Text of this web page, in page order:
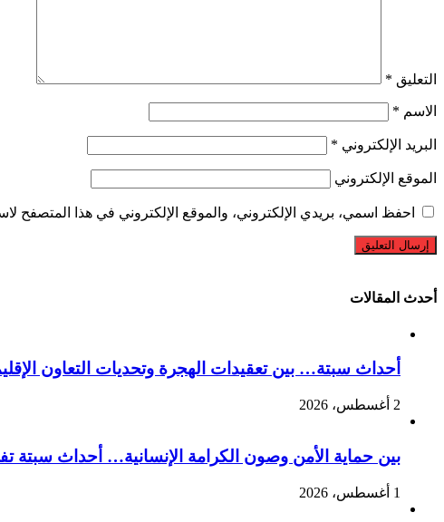
التعليق *
الاسم *
البريد الإلكتروني *
الموقع الإلكتروني
احفظ اسمي، بريدي الإلكتروني، والموقع الإلكتروني في هذا المتصفح
أحدث المقالات
أحداث سبتة… بين تعقيدات الهجرة وتحديات التعاون
2 أغسطس، 2026
بين حماية الأمن وصون الكرامة الإنسانية… أحداث سبتة
1 أغسطس، 2026